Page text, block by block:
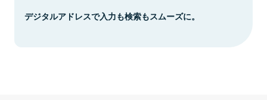
デジタルアドレスで入力も検索もスムーズに。